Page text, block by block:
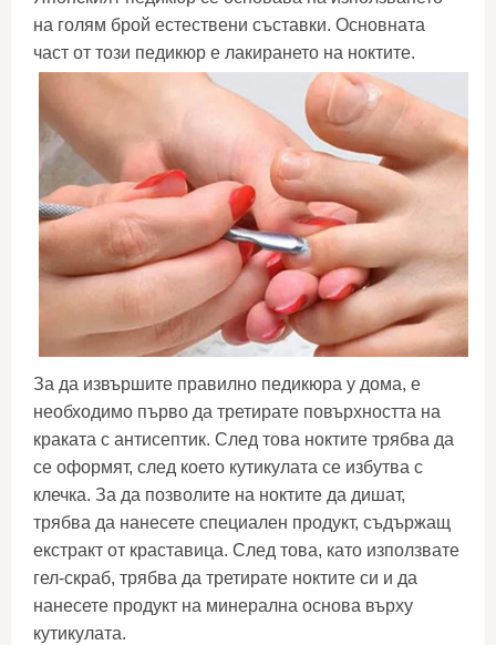
на голям брой естествени съставки. Основната
част от този педикюр е лакирането на ноктите.
За да извършите правилно педикюра у дома, е
необходимо първо да третирате повърхността на
краката с антисептик. След това ноктите трябва да
се оформят, след което кутикулата се избутва с
клечка. За да позволите на ноктите да дишат,
трябва да нанесете специален продукт, съдържащ
екстракт от краставица. След това, като използвате
гел-скраб, трябва да третирате ноктите си и да
нанесете продукт на минерална основа върху
кутикулата.